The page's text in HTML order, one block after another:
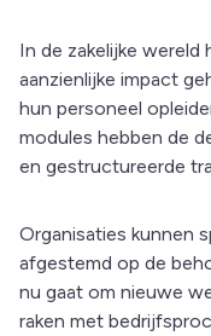
In de zakelijke wereld
aanzienlijke impact
hun personeel
modules hebben de
en gestructureerde
Organisaties kunnen
afgestemd op de
nu gaat om nieuwe
raken met